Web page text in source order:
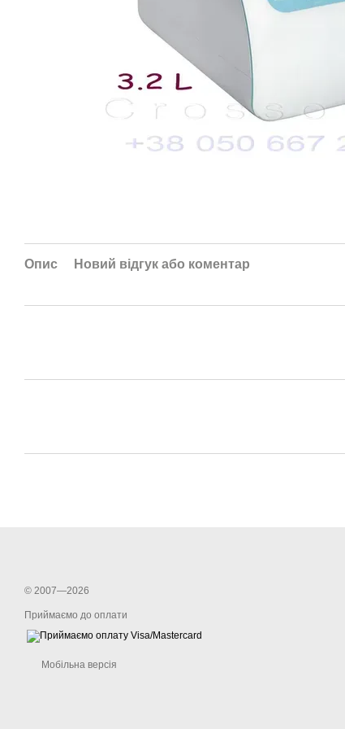
Опис Новий відгук або коментар
© 2007—2026
Приймаємо до оплати
Мобільна версія